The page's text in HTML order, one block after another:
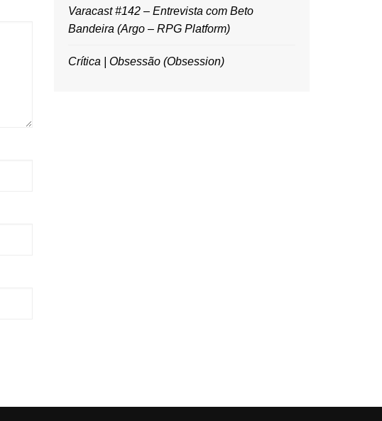
Varacast #142 – Entrevista com Beto
Bandeira (Argo – RPG Platform)
Crítica | Obsessão (Obsession)